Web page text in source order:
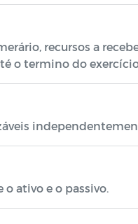
recursos a
o termino do
ativo e o passivo.